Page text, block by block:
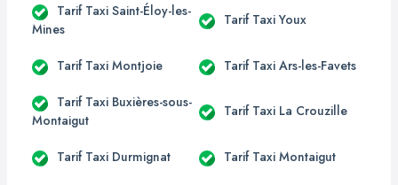
Tarif Taxi Saint-Éloy-les-
Mines
Tarif Taxi Youx
Tarif Taxi Montjoie Tarif Taxi Ars-les-Favets
Tarif Taxi Buxières-sous-
Montaigut
Tarif Taxi La Crouzille
Tarif Taxi Durmignat Tarif Taxi Montaigut